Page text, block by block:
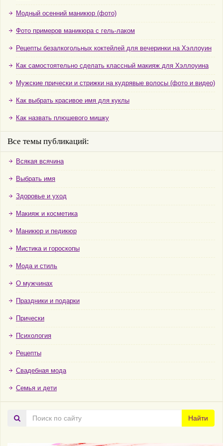
Модный осенний маникюр (фото)
Фото примеров маникюра с гель-лаком
Рецепты безалкогольных коктейлей для вечеринки на Хэллоуин
Как самостоятельно сделать классный макияж для Хэллоуина
Мужские прически и стрижки на кудрявые волосы (фото и видео)
Как выбрать красивое имя для куклы
Как назвать плюшевого мишку
Все темы публикаций:
Всякая всячина
Выбрать имя
Здоровье и уход
Макияж и косметика
Маникюр и педикюр
Мистика и гороскопы
Мода и стиль
О мужчинах
Праздники и подарки
Прически
Психология
Рецепты
Свадебная мода
Семья и дети
Поиск
по
Найти